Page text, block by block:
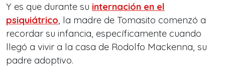
Y es que durante su internación en el
psiquiátrico, la madre de Tomasito comenzó a
recordar su infancia, específicamente cuando
llegó a vivir a la casa de Rodolfo Mackenna, su
padre adoptivo.